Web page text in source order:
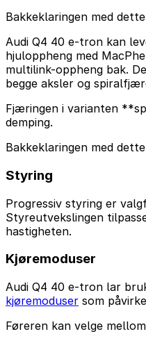
Bakkeklaringen med
Audi Q4 40 e-tron kan
hjuloppheng med
multilink-oppheng bak.
begge aksler og
Fjæringen i varianten
demping.
Bakkeklaringen med
Styring
Progressiv styring er
Styreutvekslingen
hastigheten.
Kjøremoduser
Audi Q4 40 e-tron lar
kjøremoduser som
Føreren kan velge